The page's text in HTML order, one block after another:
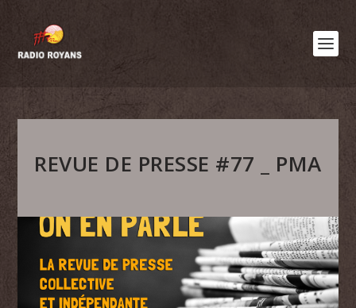
REVUE DE PRESSE #77 _ PMA